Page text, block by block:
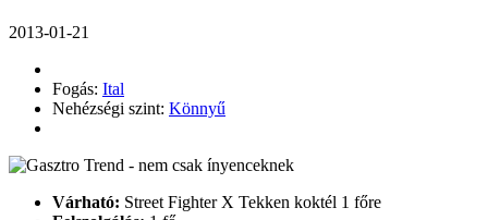
2013-01-21
Fogás: Ital
Nehézségi szint: Könnyű
Várható: Street Fighter X Tekken koktél 1 főre